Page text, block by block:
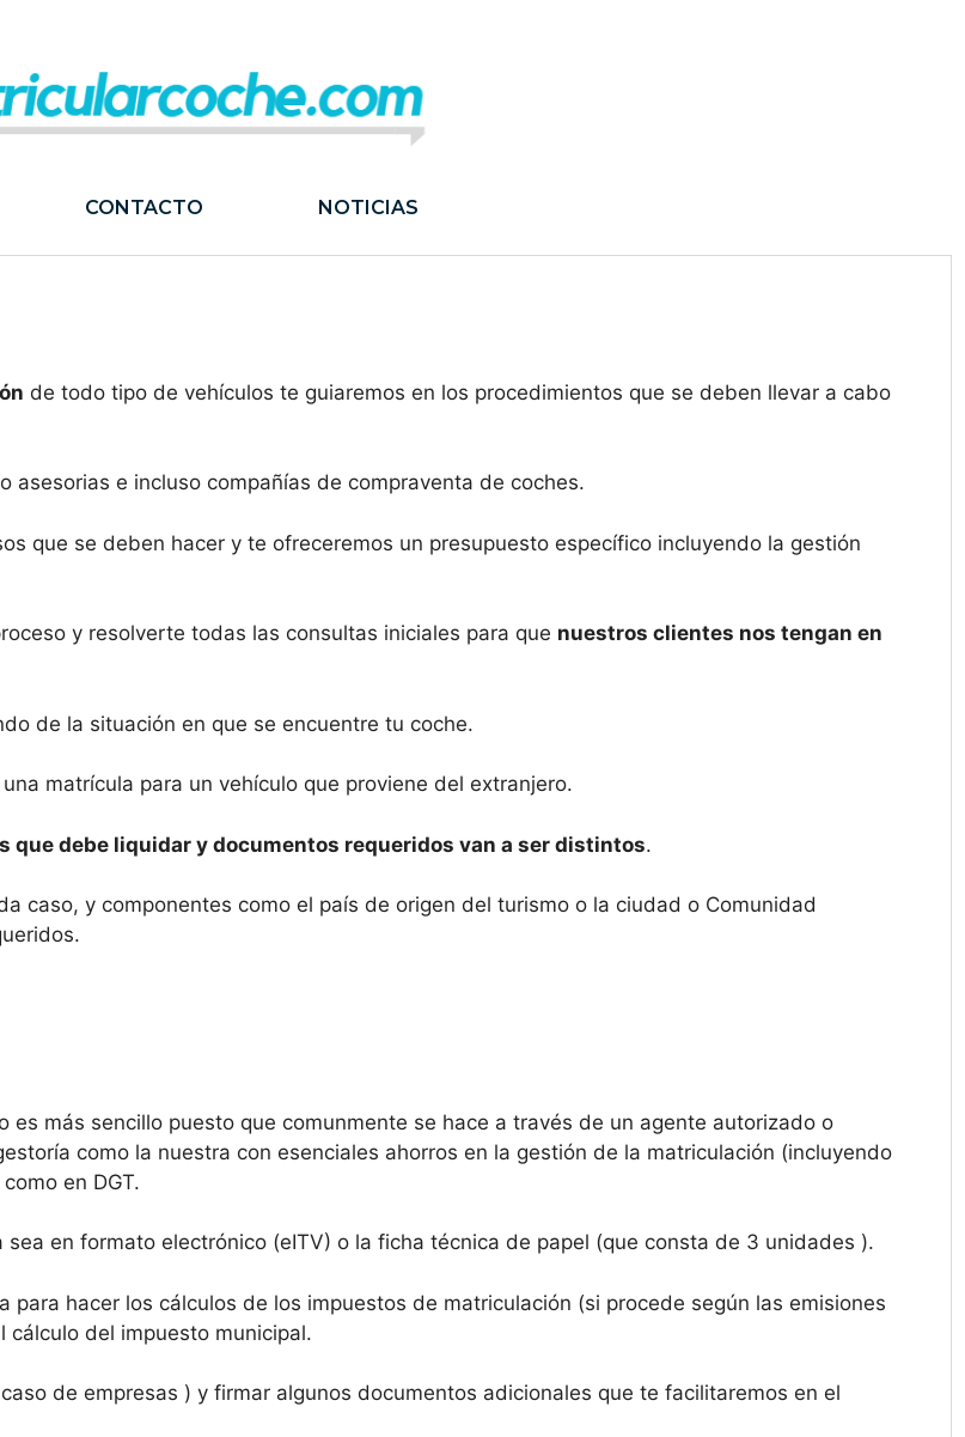
CONTACTO NOTICIAS
de todo tipo de vehículos te guiaremos en los procedimientos que se deben llevar a cabo
asesorias e incluso compañías de compraventa de coches.
que se deben hacer y te ofreceremos un presupuesto específico incluyendo la gestión
y resolverte todas las consultas iniciales para que nuestros clientes nos tengan en
de la situación en que se encuentre tu coche.
matrícula para un vehículo que proviene del extranjero.
que debe liquidar y documentos requeridos van a ser distintos.
caso, y componentes como el país de origen del turismo o la ciudad o Comunidad
más sencillo puesto que comunmente se hace a través de un agente autorizado o
como la nuestra con esenciales ahorros en la gestión de la matriculación (incluyendo
en DGT.
en formato electrónico (eITV) o la ficha técnica de papel (que consta de 3 unidades ).
hacer los cálculos de los impuestos de matriculación (si procede según las emisiones
cálculo del impuesto municipal.
de empresas ) y firmar algunos documentos adicionales que te facilitaremos en el